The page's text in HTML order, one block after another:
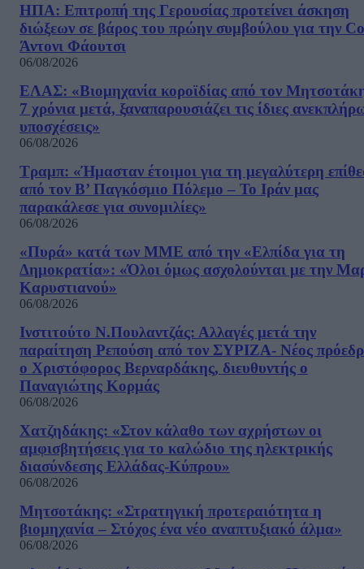
ΗΠΑ: Επιτροπή της Γερουσίας προτείνει άσκηση
διώξεων σε βάρος του πρώην συμβούλου για την
Άντονι Φάουτσι
06/08/2026
ΕΛΑΣ: «Βιομηχανία κοροϊδίας από τον
7 χρόνια μετά, ξαναπαρουσιάζει τις ίδιες
υποσχέσεις»
06/08/2026
Τραμπ: «Ήμασταν έτοιμοι για τη μεγαλύτερη
από τον Β’ Παγκόσμιο Πόλεμο – Το Ιράν μας
παρακάλεσε για συνομιλίες»
06/08/2026
«Πυρά» κατά των ΜΜΕ από την «Ελπίδα για τη
Δημοκρατία»: «Όλοι όμως ασχολούνται με την
Καρυστιανού»
06/08/2026
Ινστιτούτο Ν.Πουλαντζάς: Αλλαγές μετά την
παραίτηση Ρεπούση από τον ΣΥΡΙΖΑ- Νέος
ο Χριστόφορος Βερναρδάκης, διευθυντής ο
Παναγιώτης Κορμάς
06/08/2026
Χατζηδάκης: «Στον κάλαθο των αχρήστων οι
αμφισβητήσεις για το καλώδιο της ηλεκτρικής
διασύνδεσης Ελλάδας-Κύπρου»
06/08/2026
Μητσοτάκης: «Στρατηγική προτεραιότητα η
βιομηχανία – Στόχος ένα νέο αναπτυξιακό άλμα»
06/08/2026